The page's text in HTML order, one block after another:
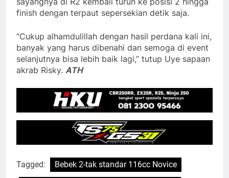
finish dengan terpaut sepersekian detik saja.
“Cukup alhamdulillah dengan hasil perdana kali ini,
banyak yang harus dibenahi dan semoga di event
selanjutnya bisa lebih baik lagi,” tutup Uye sapaan
akrab Risky. ATH
Tagged:
Bebek 2-tak standar 116cc Novice